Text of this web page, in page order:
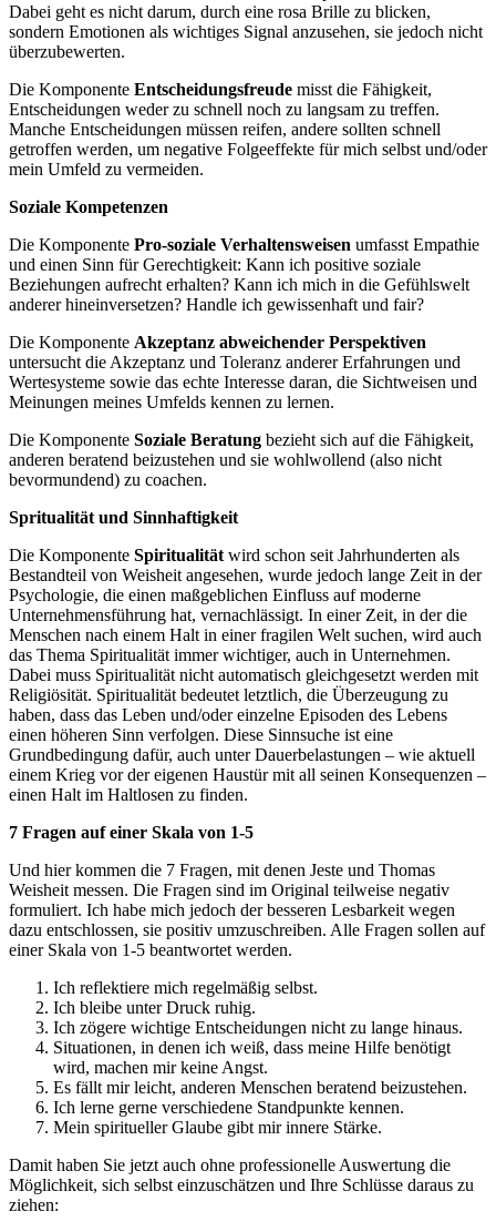
Dabei geht es nicht darum, durch eine rosa Brille zu blicken,
sondern Emotionen als wichtiges Signal anzusehen, sie jedoch nicht
überzubewerten.
Die Komponente Entscheidungsfreude misst die Fähigkeit,
Entscheidungen weder zu schnell noch zu langsam zu treffen.
Manche Entscheidungen müssen reifen, andere sollten schnell
getroffen werden, um negative Folgeeffekte für mich selbst und/oder
mein Umfeld zu vermeiden.
Soziale Kompetenzen
Die Komponente Pro-soziale Verhaltensweisen umfasst Empathie
und einen Sinn für Gerechtigkeit: Kann ich positive soziale
Beziehungen aufrecht erhalten? Kann ich mich in die Gefühlswelt
anderer hineinversetzen? Handle ich gewissenhaft und fair?
Die Komponente Akzeptanz abweichender Perspektiven
untersucht die Akzeptanz und Toleranz anderer Erfahrungen und
Wertesysteme sowie das echte Interesse daran, die Sichtweisen und
Meinungen meines Umfelds kennen zu lernen.
Die Komponente Soziale Beratung bezieht sich auf die Fähigkeit,
anderen beratend beizustehen und sie wohlwollend (also nicht
bevormundend) zu coachen.
Spritualität und Sinnhaftigkeit
Die Komponente Spiritualitätwird schon seit Jahrhunderten als
Bestandteil von Weisheit angesehen, wurde jedoch lange Zeit in der
Psychologie, die einen maßgeblichen Einfluss auf moderne
Unternehmensführung hat, vernachlässigt. In einer Zeit, in der die
Menschen nach einem Halt in einer fragilen Welt suchen, wird auch
das Thema Spiritualität immer wichtiger, auch in Unternehmen.
Dabei muss Spiritualität nicht automatisch gleichgesetzt werden mit
Religiösität. Spiritualität bedeutet letztlich, die Überzeugung zu
haben, dass das Leben und/oder einzelne Episoden des Lebens
einen höheren Sinn verfolgen. Diese Sinnsuche ist eine
Grundbedingung dafür, auch unter Dauerbelastungen – wie aktuell
einem Krieg vor der eigenen Haustür mit all seinen Konsequenzen –
einen Halt im Haltlosen zu finden.
7 Fragen auf einer Skala von 1-5
Und hier kommen die 7 Fragen, mit denen Jeste und Thomas
Weisheit messen. Die Fragen sind im Original teilweise negativ
formuliert. Ich habe mich jedoch der besseren Lesbarkeit wegen
dazu entschlossen, sie positiv umzuschreiben. Alle Fragen sollen auf
einer Skala von 1-5 beantwortet werden.
Ich reflektiere mich regelmäßig selbst.
Ich bleibe unter Druck ruhig.
Ich zögere wichtige Entscheidungen nicht zu lange hinaus.
Situationen, in denen ich weiß, dass meine Hilfe benötigt
wird, machen mir keine Angst.
Es fällt mir leicht, anderen Menschen beratend beizustehen.
Ich lerne gerne verschiedene Standpunkte kennen.
Mein spiritueller Glaube gibt mir innere Stärke.
Damit haben Sie jetzt auch ohne professionelle Auswertung die
Möglichkeit, sich selbst einzuschätzen und Ihre Schlüsse daraus zu
ziehen: